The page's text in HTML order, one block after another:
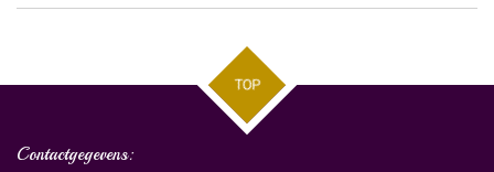
TOP
Contactgegevens: